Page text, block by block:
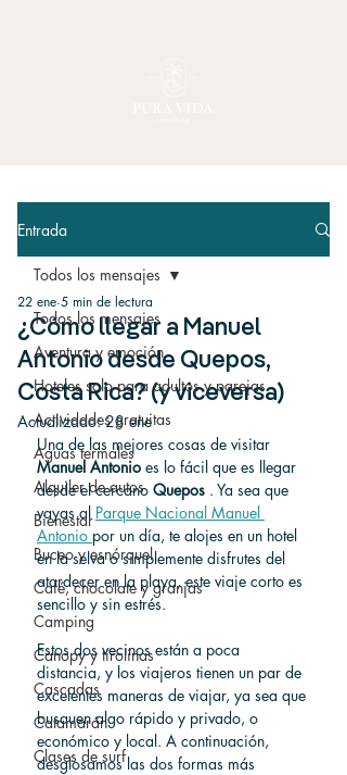
Entrada
Todos los mensajes
Aventura y emoción
Hoteles solo para adultos y parejas
Actividades gratuitas
Aguas termales
Alquiler de autos
Bienestar
Buceo y esnórquel
Café, chocolate y granjas
Camping
Canopy y tirolinas
Cascadas
Catamarán
Clases de surf
Todos los mensajes
¿Cómo llegar a Manuel
Antonio desde Quepos,
Costa Rica? (y viceversa)
22 ene 5 min de lectura
Actualizado:28 ene
Una de las mejores cosas de visitar
Manuel Antonio es lo fácil que es llegar
desde el cercano Quepos . Ya sea que
vayas al Parque Nacional Manuel
Antonio por un día, te alojes en un hotel
en la selva o simplemente disfrutes del
atardecer en la playa, este viaje corto es
sencillo y sin estrés.
Estos dos vecinos están a poca
distancia, y los viajeros tienen un par de
excelentes maneras de viajar, ya sea que
busquen algo rápido y privado, o
económico y local. A continuación,
desglosamos las dos formas más